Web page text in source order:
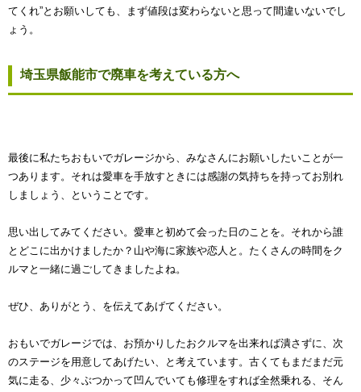
てくれ”とお願いしても、まず値段は変わらないと思って間違いないでし
ょう。
埼玉県飯能市で廃車を考えている方へ
最後に私たちおもいでガレージから、みなさんにお願いしたいことが一
つあります。それは愛車を手放すときには感謝の気持ちを持ってお別れ
しましょう、ということです。
思い出してみてください。愛車と初めて会った日のことを。それから誰
とどこに出かけましたか？山や海に家族や恋人と。たくさんの時間をク
ルマと一緒に過ごしてきましたよね。
ぜひ、ありがとう、を伝えてあげてください。
おもいでガレージでは、お預かりしたおクルマを出来れば潰さずに、次
のステージを用意してあげたい、と考えています。古くてもまだまだ元
気に走る、少々ぶつかって凹んでいても修理をすれば全然乗れる、そん